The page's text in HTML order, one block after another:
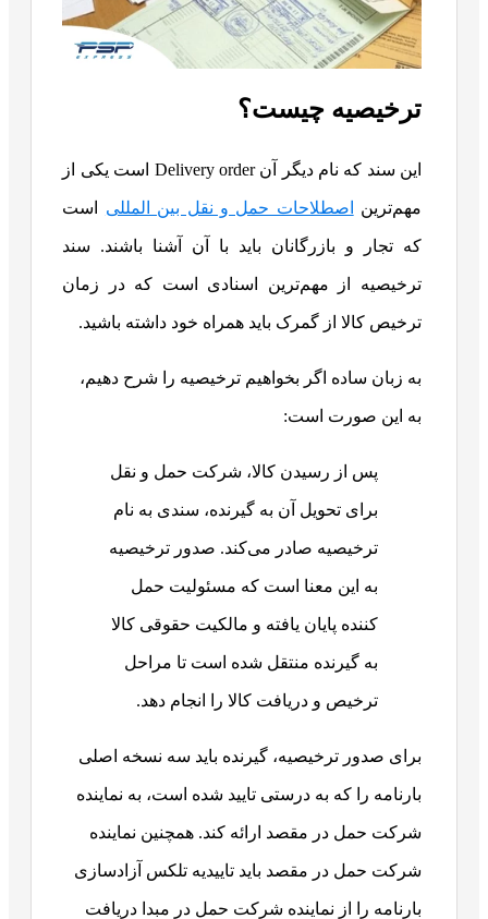
ترخیصیه چیست؟
این سند که نام دیگر آن Delivery order است یکی از
مهم‌ترین اصطلاحات حمل و نقل بین المللی است
که تجار و بازرگانان باید با آن آشنا باشند. سند
ترخیصیه از مهم‌ترین اسنادی است که در زمان
ترخیص کالا از گمرک باید همراه خود داشته باشید.
به زبان ساده اگر بخواهیم ترخیصیه را شرح دهیم،
به این صورت است:
پس از رسیدن کالا، شرکت حمل‌ و نقل
برای تحویل آن به گیرنده، سندی به نام
ترخیصیه صادر می‌کند. صدور ترخیصیه
به این معنا است که مسئولیت حمل‌
کننده پایان یافته و مالکیت حقوقی کالا
به گیرنده منتقل شده است تا مراحل
ترخیص و دریافت کالا را انجام دهد.
برای صدور ترخیصیه، گیرنده باید سه نسخه اصلی
بارنامه را که به‌ درستی تایید شده‌ است، به نماینده
شرکت حمل در مقصد ارائه کند. همچنین نماینده
شرکت حمل در مقصد باید تاییدیه تلکس آزادسازی
بارنامه را از نماینده شرکت حمل در مبدا دریافت